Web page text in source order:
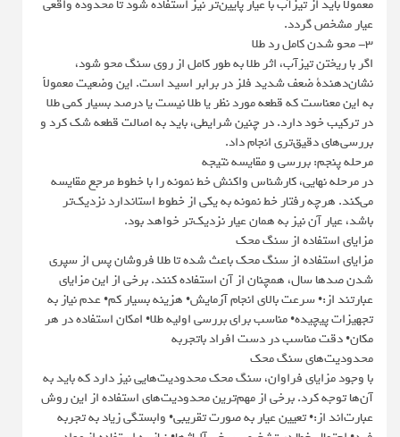
معمولاً باید از تیزآب با عیار پایین‌تر نیز استفاده شود تا محدوده واقعی
عیار مشخص گردد.
۳- محو شدن کامل رد طلا
اگر با ریختن تیزآب، اثر طلا به طور کامل از روی سنگ محو شود،
نشان‌دهندۀ ضعف شدید فلز در برابر اسید است. این وضعیت معمولاً
به این معناست که قطعه مورد نظر یا طلا نیست یا درصد بسیار کمی طلا
در ترکیب خود دارد. در چنین شرایطی، باید به اصالت قطعه شک کرد و
بررسی‌های دقیق‌تری انجام داد.
مرحله پنجم: بررسی و مقایسه نتیجه
در مرحله نهایی، کارشناس واکنش خط نمونه را با خطوط مرجع مقایسه
می‌کند. هرچه رفتار خط نمونه به یکی از خطوط استاندارد نزدیک‌تر
باشد، عیار آن نیز به همان عیار نزدیک‌تر خواهد بود.
مزایای استفاده از سنگ محک
مزایای استفاده از سنگ محک باعث شده تا طلا فروشان پس از سپری
شدن صدها سال، همچنان از آن استفاده کنند. برخی از این مزایای
عبارتند از:• سرعت بالای انجام آزمایش• هزینه بسیار کم• عدم نیاز به
تجهیزات پیچیده• مناسب برای بررسی اولیه طلا• امکان استفاده در هر
مکان• دقت مناسب در دست افراد باتجربه
محدودیت‌های سنگ محک
با وجود مزایای فراوان، سنگ محک محدودیت‌هایی نیز دارد که باید به
آن‌ها توجه کرد. برخی از مهم‌ترین محدودیت‌های استفاده از این روش
عبارت‌اند از:• تعیین عیار به صورت تقریبی• وابستگی زیاد به تجربه